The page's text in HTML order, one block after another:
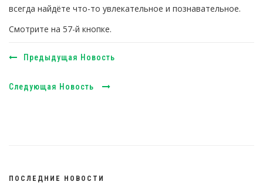
всегда найдёте что-то увлекательное и познавательное.
Смотрите на 57-й кнопке.
Предыдущая Новость
Следующая Новость
ПОСЛЕДНИЕ НОВОСТИ